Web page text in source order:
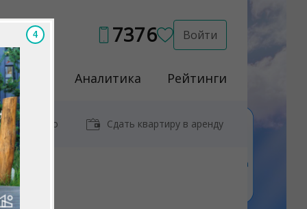
7376 Войти
Услуги Аналитика Рейтинги
у метро Сдать квартиру в аренду
3